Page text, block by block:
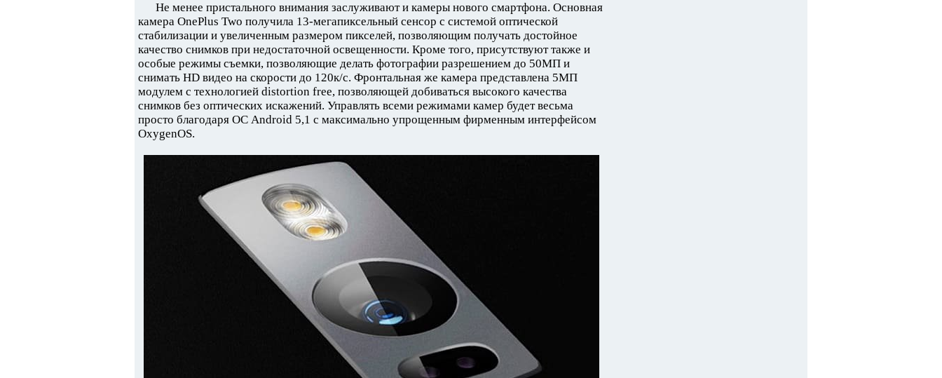
Не менее пристального внимания заслуживают и камеры нового смартфона. Основная
камера OnePlus Two получила 13-мегапиксельный сенсор с системой оптической
стабилизации и увеличенным размером пикселей, позволяющим получать достойное
качество снимков при недостаточной освещенности. Кроме того, присутствуют также и
особые режимы съемки, позволяющие делать фотографии разрешением до 50МП и
снимать HD видео на скорости до 120к/с. Фронтальная же камера представлена 5МП
модулем с технологией distortion free, позволяющей добиваться высокого качества
снимков без оптических искажений. Управлять всеми режимами камер будет весьма
просто благодаря ОС Android 5,1 с максимально упрощенным фирменным интерфейсом
OxygenOS.